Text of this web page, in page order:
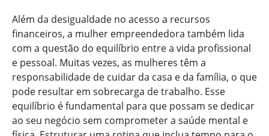
Além da desigualdade no acesso a recursos
financeiros, a mulher empreendedora também lida
com a questão do equilíbrio entre a vida profissional
e pessoal. Muitas vezes, as mulheres têm a
responsabilidade de cuidar da casa e da família, o que
pode resultar em sobrecarga de trabalho. Esse
equilíbrio é fundamental para que possam se dedicar
ao seu negócio sem comprometer a saúde mental e